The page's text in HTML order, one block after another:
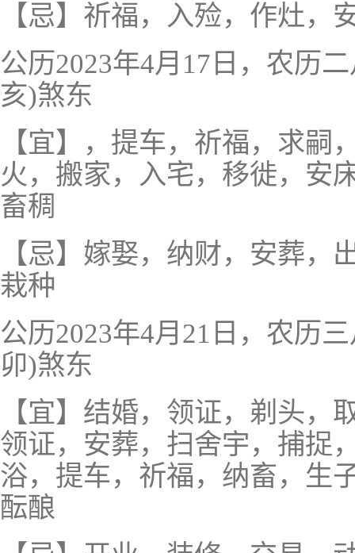
【忌】祈福，入殓，作灶，
公历2023年4月17日，农历
亥)煞东
【宜】，提车，祈福，求嗣
火，搬家，入宅，移徙，安
畜稠
【忌】嫁娶，纳财，安葬，
栽种
公历2023年4月21日，农历
卯)煞东
【宜】结婚，领证，剃头，
领证，安葬，扫舍宇，捕捉
浴，提车，祈福，纳畜，生
酝酿